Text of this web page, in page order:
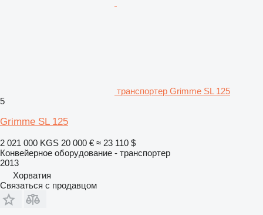
транспортер Grimme SL 125
5
Grimme SL 125
2 021 000 KGS 20 000 € ≈ 23 110 $
Конвейерное оборудование - транспортер
2013
Хорватия
Связаться с продавцом